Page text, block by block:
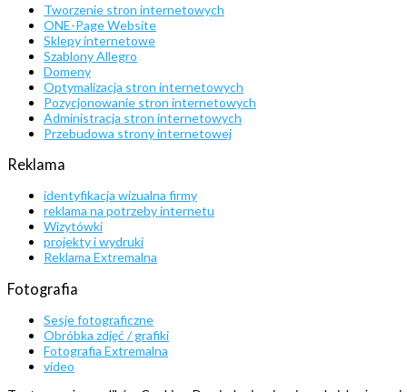
Tworzenie stron internetowych
ONE-Page Website
Sklepy internetowe
Szablony Allegro
Domeny
Optymalizacja stron internetowych
Pozycjonowanie stron internetowych
Administracja stron internetowych
Przebudowa strony internetowej
Reklama
identyfikacja wizualna firmy
reklama na potrzeby internetu
Wizytówki
projekty i wydruki
Reklama Extremalna
Fotografia
Sesje fotograficzne
Obróbka zdjęć / grafiki
Fotografia Extremalna
video